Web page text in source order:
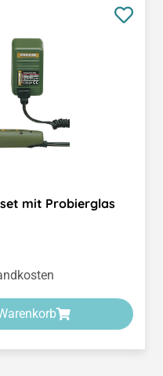
mit Probierglas